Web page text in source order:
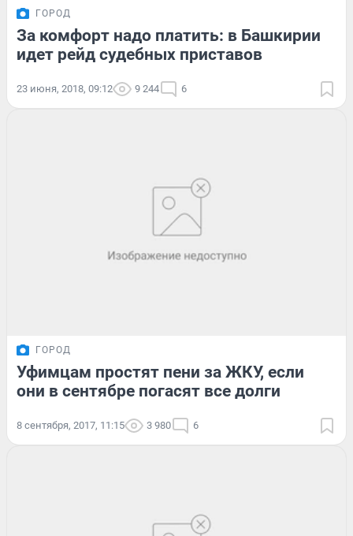
ГОРОД
За комфорт надо платить: в Башкирии
идет рейд судебных приставов
23 июня, 2018, 09:12 9 244 6
ГОРОД
Уфимцам простят пени за ЖКУ, если
они в сентябре погасят все долги
8 сентября, 2017, 11:15 3 980 6